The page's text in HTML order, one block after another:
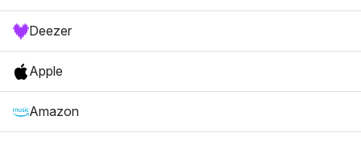
Deezer
Apple
Amazon